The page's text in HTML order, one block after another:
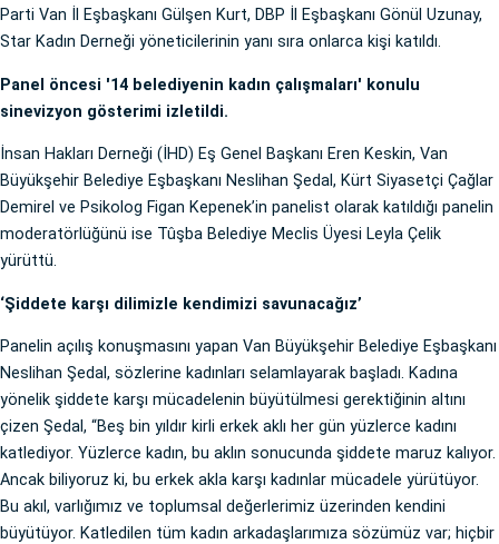
Parti Van İl Eşbaşkanı Gülşen Kurt, DBP İl Eşbaşkanı Gönül Uzunay,
Star Kadın Derneği yöneticilerinin yanı sıra onlarca kişi katıldı.
Panel öncesi '14 belediyenin kadın çalışmaları' konulu
sinevizyon gösterimi izletildi.
İnsan Hakları Derneği (İHD) Eş Genel Başkanı Eren Keskin, Van
Büyükşehir Belediye Eşbaşkanı Neslihan Şedal, Kürt Siyasetçi Çağlar
Demirel ve Psikolog Figan Kepenek’in panelist olarak katıldığı panelin
moderatörlüğünü ise Tûşba Belediye Meclis Üyesi Leyla Çelik
yürüttü.
‘Şiddete karşı dilimizle kendimizi savunacağız’
Panelin açılış konuşmasını yapan Van Büyükşehir Belediye Eşbaşkanı
Neslihan Şedal, sözlerine kadınları selamlayarak başladı. Kadına
yönelik şiddete karşı mücadelenin büyütülmesi gerektiğinin altını
çizen Şedal, “Beş bin yıldır kirli erkek aklı her gün yüzlerce kadını
katlediyor. Yüzlerce kadın, bu aklın sonucunda şiddete maruz kalıyor.
Ancak biliyoruz ki, bu erkek akla karşı kadınlar mücadele yürütüyor.
Bu akıl, varlığımız ve toplumsal değerlerimiz üzerinden kendini
büyütüyor. Katledilen tüm kadın arkadaşlarımıza sözümüz var; hiçbir